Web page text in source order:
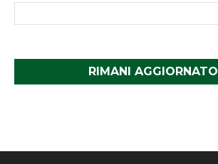
RIMANI AGGIORNATO